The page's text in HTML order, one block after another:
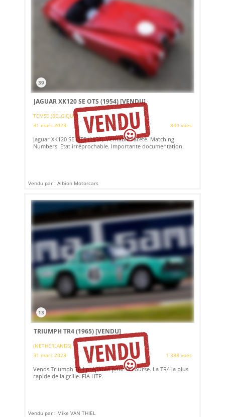
39
JAGUAR XK120 SE OTS (1954)[VENDU]
TEMSE (BELGIQUE)
31 mars 2023
840 vues
Jaguar XK120 SE OTS (1954). Véritable rareté. Matching
Numbers. Etat irréprochable. Importante documentation.
Vendu par : Albion Motorcars
13
TRIUMPH TR4 (1965)[VENDU]
(NETHERLANDS)
31 mars 2023
1 388 vues
Vends Triumph TR4 préparée pour la course. La TR4 la plus
rapide de la grille. FIA HTP.
Vendu par : Mike VAN THIEL